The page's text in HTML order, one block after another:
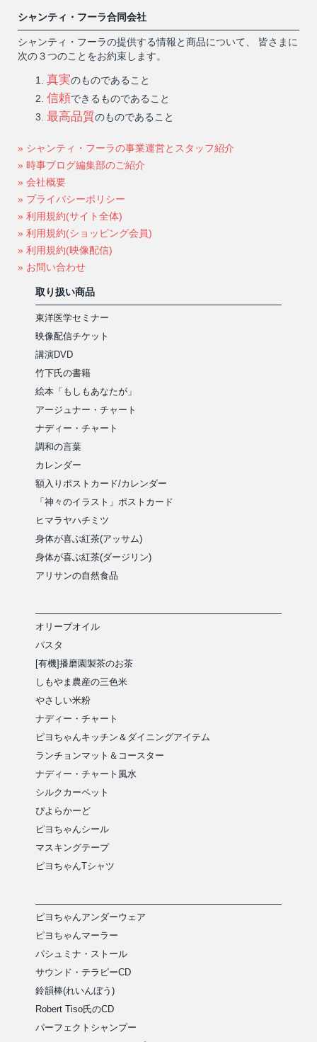
シャンティ・フーラ合同会社
シャンティ・フーラの提供する情報と商品について、 皆さまに
次の３つのことをお約束します。
真実のものであること
信頼できるものであること
最高品質のものであること
» シャンティ・フーラの事業運営とスタッフ紹介
» 時事ブログ編集部のご紹介
» 会社概要
» プライバシーポリシー
» 利用規約(サイト全体)
» 利用規約(ショッピング会員)
» 利用規約(映像配信)
» お問い合わせ
取り扱い商品
東洋医学セミナー
映像配信チケット
講演DVD
竹下氏の書籍
絵本「もしもあなたが」
アージュナー・チャート
ナディー・チャート
調和の言葉
カレンダー
額入りポストカード/カレンダー
「神々のイラスト」ポストカード
ヒマラヤハチミツ
身体が喜ぶ紅茶(アッサム)
身体が喜ぶ紅茶(ダージリン)
アリサンの自然食品
オリーブオイル
パスタ
[有機]播磨園製茶のお茶
しもやま農産の三色米
やさしい米粉
ナディー・チャート
ピヨちゃんキッチン＆ダイニングアイテム
ランチョンマット＆コースター
ナディー・チャート風水
シルクカーペット
ぴよらかーど
ピヨちゃんシール
マスキングテープ
ピヨちゃんTシャツ
ピヨちゃんアンダーウェア
ピヨちゃんマーラー
パシュミナ・ストール
サウンド・テラピーCD
鈴韻棒(れいんぼう)
Robert Tiso氏のCD
パーフェクトシャンプー